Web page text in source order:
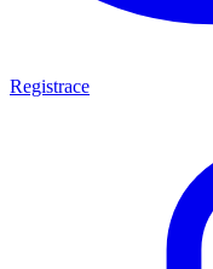
Registrace